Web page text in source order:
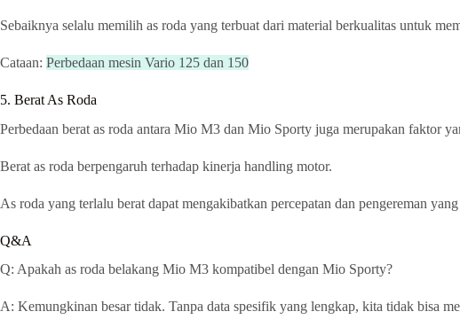
Sebaiknya selalu memilih as roda yang terbuat dari material berkualitas untuk
Cataan: Perbedaan mesin Vario 125 dan 150
5. Berat As Roda
Perbedaan berat as roda antara Mio M3 dan Mio Sporty juga merupakan faktor
Berat as roda berpengaruh terhadap kinerja handling motor.
As roda yang terlalu berat dapat mengakibatkan percepatan dan pengereman
Q&A
Q: Apakah as roda belakang Mio M3 kompatibel dengan Mio Sporty?
A: Kemungkinan besar tidak. Tanpa data spesifik yang lengkap, kita tidak bisa